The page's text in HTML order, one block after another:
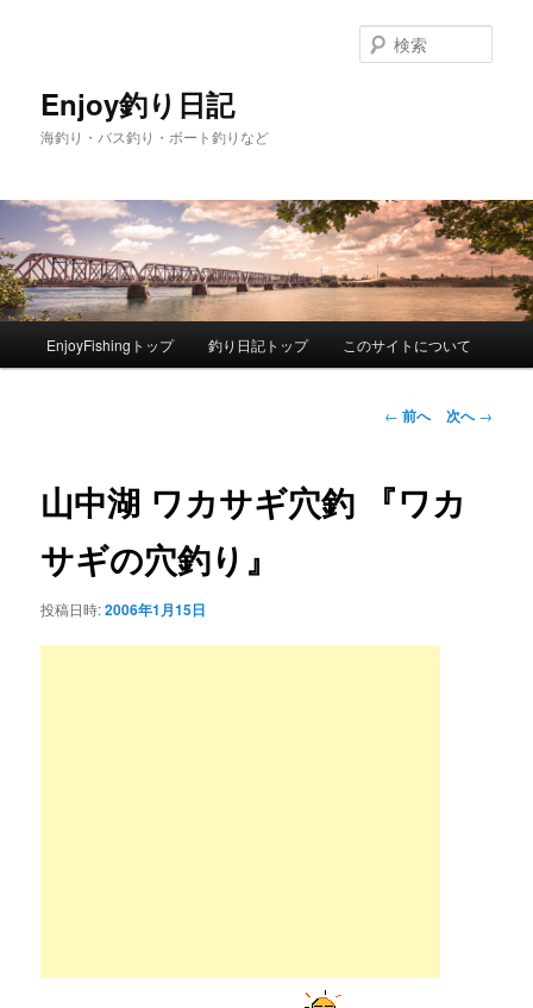
Enjoy釣り日記
海釣り・バス釣り・ボート釣りなど
索
メ
コ
ン
テ
EnjoyFishingトップ 釣り日記トップ このサイトについて
投
ビ
ゲ
← 前へ 次へ→
山中湖 ワカサギ穴釣 『ワカ
サギの穴釣り』
投稿日時:2006年1月15日